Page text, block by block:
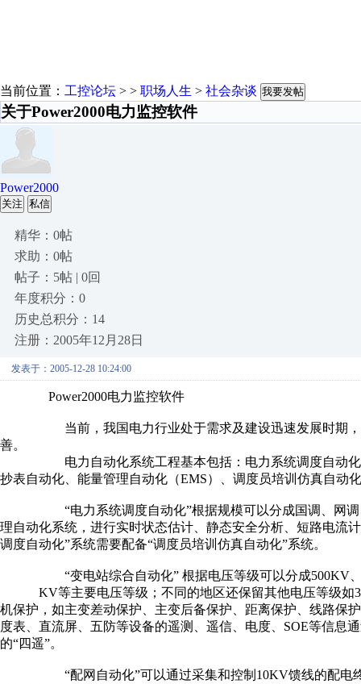
当前位置： 工控论坛 > > 职场人生 > 社会杂谈 我要发帖
关于Power2000电力监控软件
Power2000
关注 私信
精华：0帖
求助：0帖
帖子：5帖 | 0回
年度积分：0
历史总积分：14
注册：2005年12月28日
发表于：2005-12-28 10:24:00
Power2000电力监控软件
当前，我国电力行业处于需求及建设迅速发展时期，越
善。
电力自动化系统工程基本包括：电力系统调度自动化、
抄表自动化、能量管理自动化（EMS）、调度员培训仿真自动
“电力系统调度自动化”根据规模可以分成国调、网调、
理自动化系统，进行实时状态估计、静态安全分析、短路电流
调度自动化”系统需要配备“调度员培训仿真自动化”系统。
“变电站综合自动化” 根据电压等级可以分成500KV、
KV等主要电压等级；不同的地区还保留其他电压等级如
机保护，如主变差动保护、主变后备保护、距离保护、线路保
度表、直流屏、五防等设备的遥测、遥信、电度、SOE等信息
的“四遥”。
“配网自动化”可以通过采集和控制10KV馈线的配电终